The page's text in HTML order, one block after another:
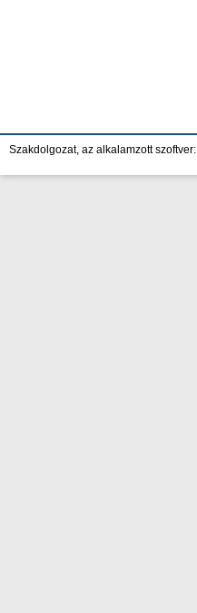
Szakdolgozat, az alkalamzott szoftver: